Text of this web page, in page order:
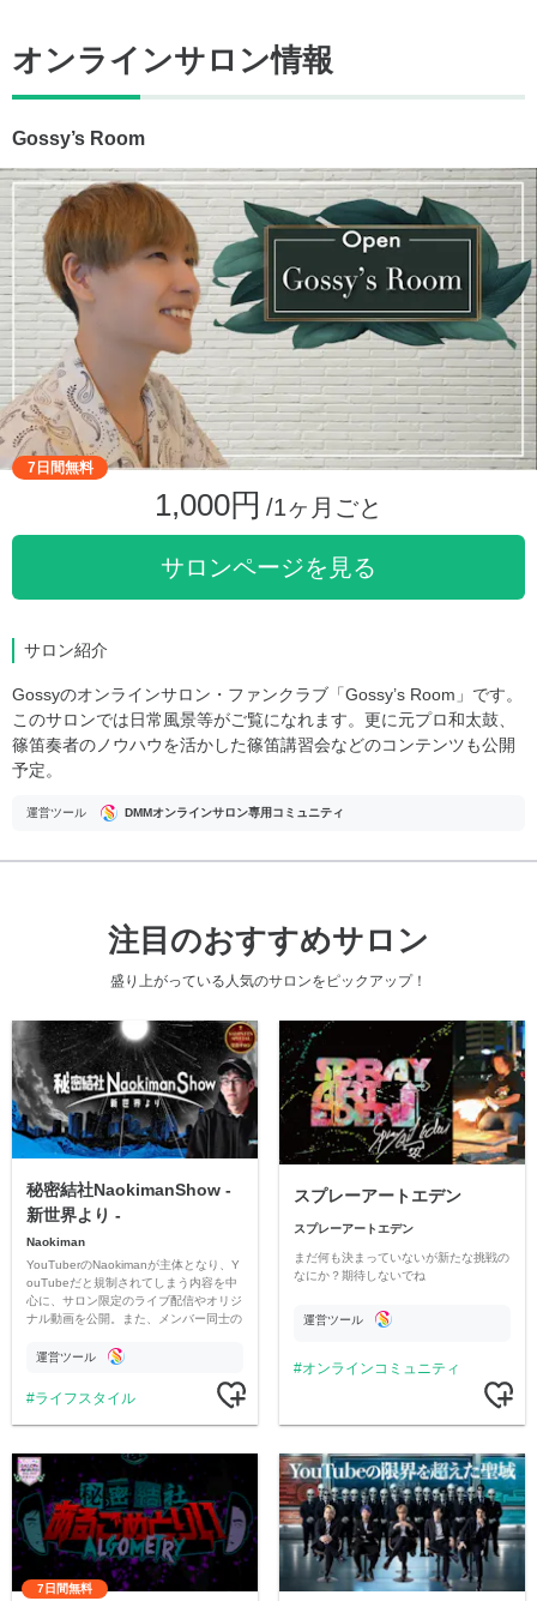
オンラインサロン情報
Gossy’s Room
7日間無料
1,000円 /1ヶ月ごと
サロンページを見る
サロン紹介
Gossyのオンラインサロン・ファンクラブ「Gossy’s Room」です。
このサロンでは日常風景等がご覧になれます。更に元プロ和太鼓、
篠笛奏者のノウハウを活かした篠笛講習会などのコンテンツも公開
予定。
運営ツール DMMオンラインサロン専用コミュニティ
注目のおすすめサロン
盛り上がっている人気のサロンをピックアップ！
秘密結社NaokimanShow -
新世界より -
Naokiman
YouTuberのNaokimanが主体となり、Y
ouTubeだと規制されてしまう内容を中
心に、サロン限定のライブ配信やオリジ
ナル動画を公開。また、メンバー同士の
ただいています。
運営ツール
ライフスタイル
スプレーアートエデン
スプレーアートエデン
まだ何も決まっていないが新たな挑戦の
なにか？期待しないでね
運営ツール
オンラインコミュニティ
7日間無料